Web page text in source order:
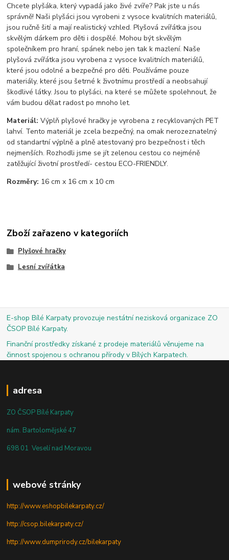
Chcete plyšáka, který vypadá jako živé zvíře? Pak jste u nás
správně! Naši plyšáci jsou vyrobeni z vysoce kvalitních materiálů,
jsou ručně šití a mají realistický vzhled. Plyšová zvířátka jsou
skvělým dárkem pro děti i dospělé. Mohou být skvělým
společníkem pro hraní, spánek nebo jen tak k mazlení. Naše
plyšová zvířátka jsou vyrobena z vysoce kvalitních materiálů,
které jsou odolné a bezpečné pro děti. Používáme pouze
materiály, které jsou šetrné k životnímu prostředí a neobsahují
škodlivé látky. Jsou to plyšáci, na které se můžete spolehnout, že
vám budou dělat radost po mnoho let.
Materiál: Výplň plyšové hračky je vyrobena z recyklovaných PET
lahví. Tento materiál je zcela bezpečný, na omak nerozeznatelný
od standartní výplně a plně atestovaný pro bezpečnost i těch
nejmenších. Rozhodli jsme se jít zelenou cestou co nejméně
zatěžující životní prostředí- cestou ECO-FRIENDLY.
Rozměry: 16 cm x 16 cm x 10 cm
Zboží zařazeno v kategoriích
Plyšové hračky
Lesní zvířátka
E-shop Bílé Karpaty provozuje nestátní nezisková organizace ZO
ČSOP Bílé Karpaty.
Finanční prostředky získané z prodeje materiálů věnujeme na
činnost spojenou s ochranou přírody v Bílých Karpatech.
adresa
ZO ČSOP Bílé Karpaty
nám. Bartolomějské 47
698 01 Veselí nad Moravou
webové stránky
http://www.eshopbilekarpaty.cz/
http://csop.bilekarpaty.cz/
http://www.dumprirody.cz/bilekarpaty